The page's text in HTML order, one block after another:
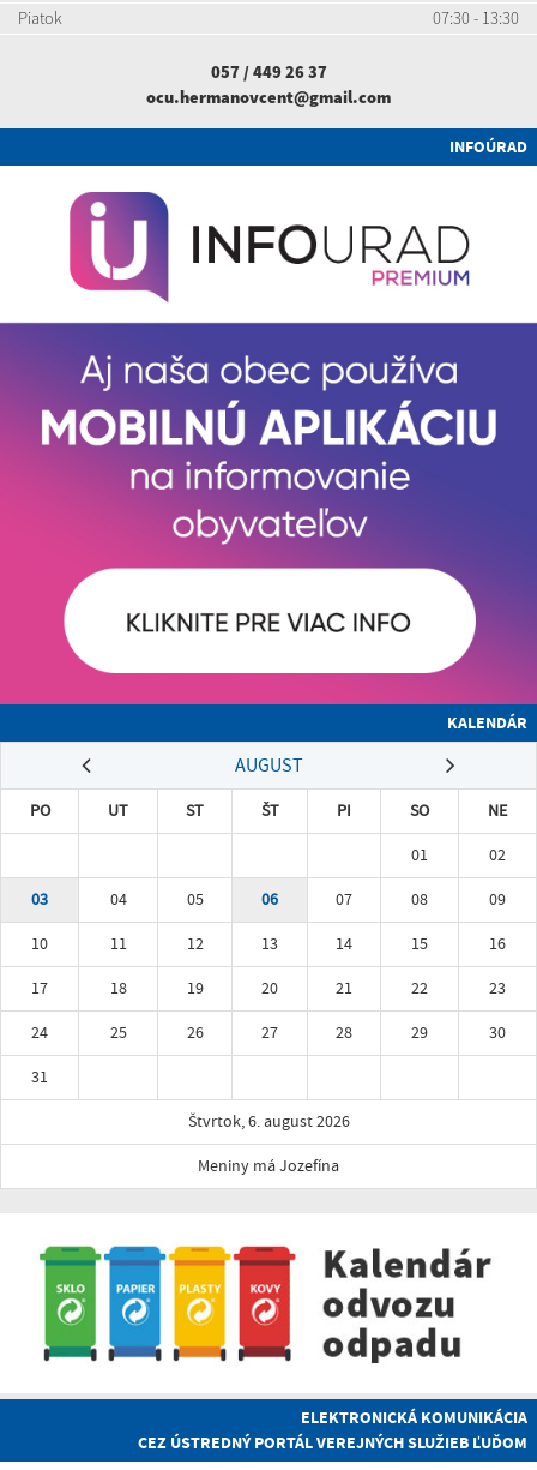
Piatok
07:30 - 13:30
057 / 449 26 37
ocu.hermanovcent@gmail.com
INFOÚRAD
KALENDÁR
AUGUST
PO UT ST ŠT PI SO
NE
01
02
03
04 05 06 07 08
09
10
11 12 13 14 15
16
17
18 19 20 21 22
23
24
25 26 27 28 29
30
31
Štvrtok, 6. august 2026
Meniny má Jozefína
ELEKTRONICKÁ KOMUNIKÁCIA
CEZ ÚSTREDNÝ PORTÁL VEREJNÝCH SLUŽIEB ĽUĎOM